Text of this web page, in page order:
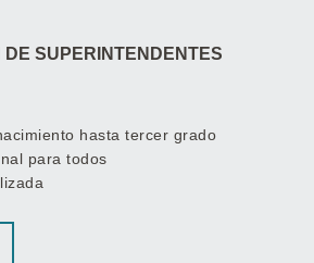
DE SUPERINTENDENTES
hasta tercer grado
para todos